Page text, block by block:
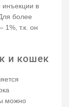
инъекции в
более
1%, т.к. он
и кошек
можно